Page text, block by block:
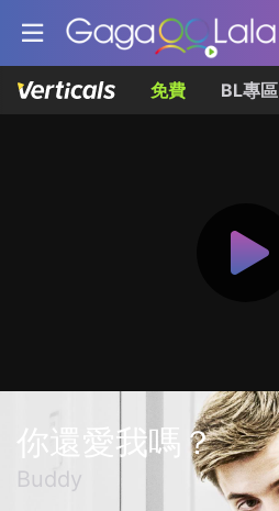
免費 BL專區
你還愛我嗎？
Buddy